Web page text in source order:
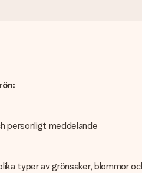
personligt meddelande
typer av grönsaker, blommor